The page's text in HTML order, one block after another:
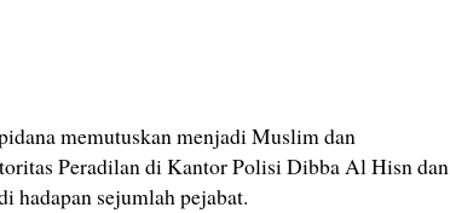
memutuskan menjadi Muslim dan
Peradilan di Kantor Polisi Dibba Al Hisn dan
hadapan sejumlah pejabat.